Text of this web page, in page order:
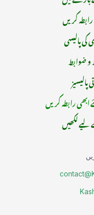
کریں
کی پالیسی
و ضوابط
پالیسیز
ابھی رابطہ کریں
لکھیں